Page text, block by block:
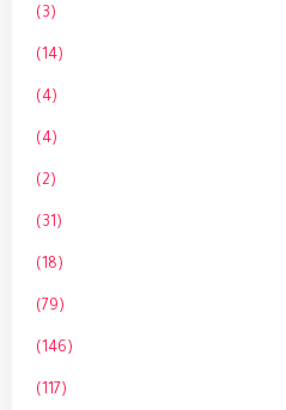
(3)
(14)
(4)
(4)
(2)
(31)
(18)
(79)
(146)
(117)